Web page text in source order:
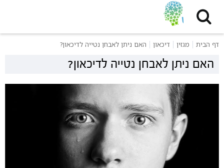
דף הבית מגזין דיכאון האם ניתן לאבחן נטייה לדיכאון?
האם ניתן לאבחן נטייה לדיכאון?